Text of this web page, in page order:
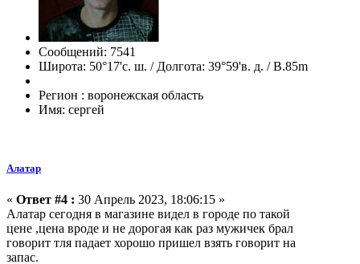
Сообщений: 7541
Широта: 50°17'с. ш. / Долгота: 39°59'в. д. / В.85m
Регион : воронежская область
Имя: сергей
Алатар
« Ответ #4 : 30 Апрель 2023, 18:06:15 »
Алатар сегодня в магазине видел в городе по такой
цене ,цена вроде и не дорогая как раз мужичек брал
говорит тля падает хорошо пришел взять говорит на
запас.